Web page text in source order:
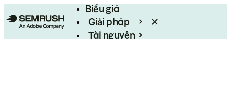
Biểu giá
Giải pháp
Tài nguyên